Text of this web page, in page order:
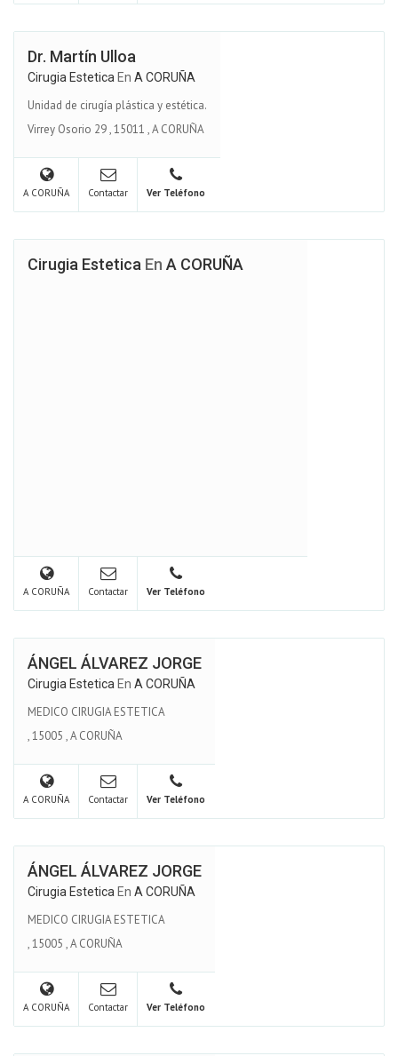
Dr. Martín Ulloa
Cirugia Estetica En A CORUÑA
Unidad de cirugía plástica y estética.
Virrey Osorio 29,15011 ,A CORUÑA
A CORUÑA Contactar Ver Teléfono
Cirugia Estetica En A CORUÑA
A CORUÑA Contactar Ver Teléfono
ÁNGEL ÁLVAREZ JORGE
Cirugia Estetica En A CORUÑA
MEDICO CIRUGIA ESTETICA
,15005 ,A CORUÑA
A CORUÑA Contactar Ver Teléfono
ÁNGEL ÁLVAREZ JORGE
Cirugia Estetica En A CORUÑA
MEDICO CIRUGIA ESTETICA
,15005 ,A CORUÑA
A CORUÑA Contactar Ver Teléfono